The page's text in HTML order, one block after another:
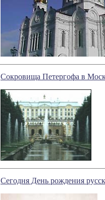
Сокровища Петергофа в
Сегодня День рождения